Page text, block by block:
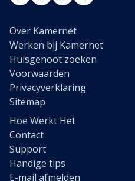
Over Kamernet
Werken bij Kamernet
Huisgenoot zoeken
Voorwaarden
Privacyverklaring
Sitemap
Hoe Werkt Het
Contact
Support
Handige tips
E-mail afmelden